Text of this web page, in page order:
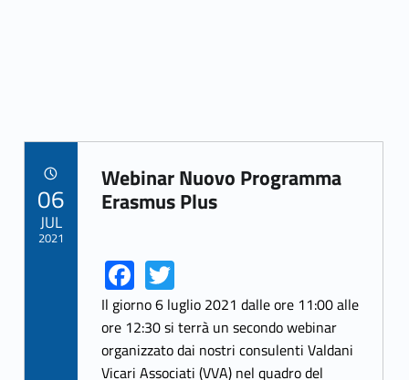
Link identifier archive #link-archive-40012
Webinar Nuovo Programma
Erasmus Plus
Link identifier share facebook archive #share-link-archive-12862Fa
ce
b
o
Link identifier share twitter archive #share-link-archive-27762T
w
itt
er
Il giorno 6 luglio 2021 dalle ore 11:00 alle
ore 12:30 si terrà un secondo webinar
organizzato dai nostri consulenti Valdani
Vicari Associati (VVA) nel quadro del
06
JUL
2021